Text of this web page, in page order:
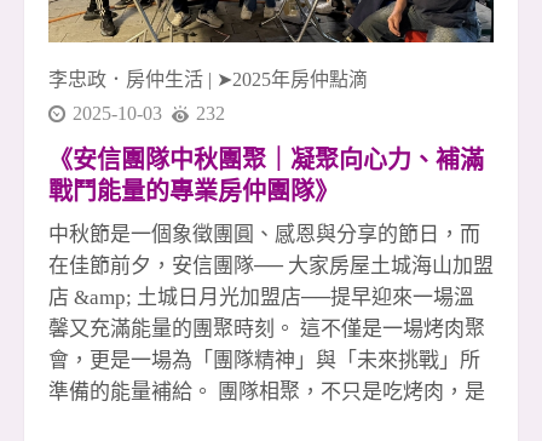
夥伴互助合作 #大家房屋土城海山店 #大家房屋土
城日月光店 #五泰社宅代租代管 #安信團隊 #李忠
政大家房
李忠政．房仲生活 | ➤2025年房仲點滴
2025-10-03
232
《安信團隊中秋團聚｜凝聚向心力、補滿
戰鬥能量的專業房仲團隊》
中秋節是一個象徵團圓、感恩與分享的節日，而
在佳節前夕，安信團隊── 大家房屋土城海山加盟
店 &amp; 土城日月光加盟店──提早迎來一場溫
馨又充滿能量的團聚時刻。 這不僅是一場烤肉聚
會，更是一場為「團隊精神」與「未來挑戰」所
準備的能量補給。 團隊相聚，不只是吃烤肉，是